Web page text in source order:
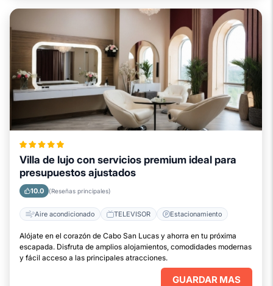
Villa de lujo con servicios premium ideal para
presupuestos ajustados
10.0 (Reseñas principales)
Aire acondicionado TELEVISOR Estacionamiento
Alójate en el corazón de Cabo San Lucas y ahorra en tu próxima
escapada. Disfruta de amplios alojamientos, comodidades modernas
y fácil acceso a las principales atracciones.
GUARDAR MAS